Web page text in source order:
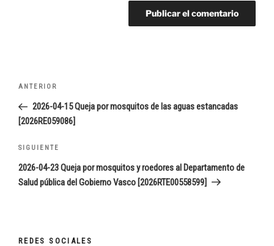
Navegación
entradas
Entrada
anterior:
ANTERIOR
2026-04-15 Queja por mosquitos de las aguas estancadas
[2026RE059086]
Siguiente
entrada
SIGUIENTE
2026-04-23 Queja por mosquitos y roedores al Departamento de
Salud pública del Gobierno Vasco [2026RTE00558599]
REDES SOCIALES